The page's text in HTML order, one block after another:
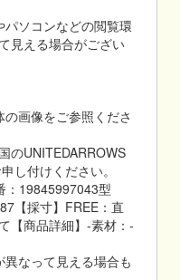
ソコンなどの閲覧環
見える場合がござい
画像をご参照くださ
のUNITEDARROWS
し付けください。
：19845997043型
【採寸】FREE：直
【商品詳細】-素材：-
なって見える場合も